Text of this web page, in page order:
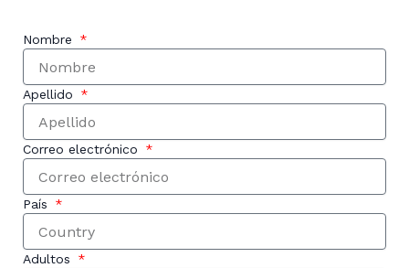
Nombre
Apellido
Correo electrónico
País
Adultos